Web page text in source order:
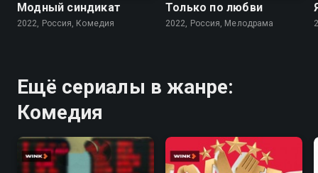
Модный синдикат
2022, Россия, Комедия
Только по любви
2022, Россия, Мелодрама
Ещё сериалы в жанре:
Комедия